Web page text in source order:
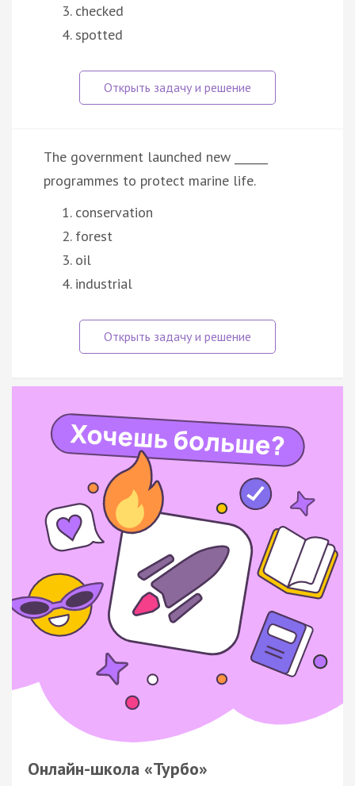
checked
spotted
The government launched new ______
programmes to protect marine life.
conservation
forest
oil
industrial
Онлайн-школа «Турбо»